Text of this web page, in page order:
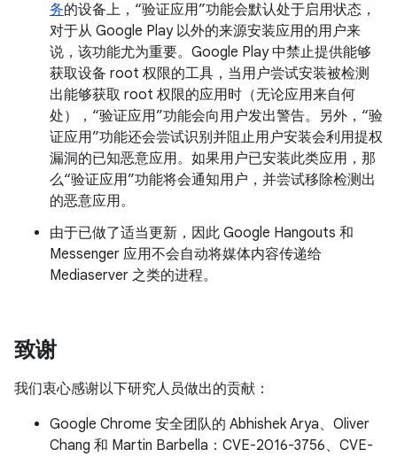
务的设备上，“验证应用”功能会默认处于启用状态，
对于从 Google Play 以外的来源安装应用的用户来
说，该功能尤为重要。Google Play 中禁止提供能够
获取设备 root 权限的工具，当用户尝试安装被检测
出能够获取 root 权限的应用时（无论应用来自何
处），“验证应用”功能会向用户发出警告。另外，“验
证应用”功能还会尝试识别并阻止用户安装会利用提权
漏洞的已知恶意应用。如果用户已安装此类应用，那
么“验证应用”功能将会通知用户，并尝试移除检测出
的恶意应用。
由于已做了适当更新，因此 Google Hangouts 和
Messenger 应用不会自动将媒体内容传递给
Mediaserver 之类的进程。
致谢
我们衷心感谢以下研究人员做出的贡献：
Google Chrome 安全团队的 Abhishek Arya、Oliver
Chang 和 Martin Barbella：CVE-2016-3756、CVE-